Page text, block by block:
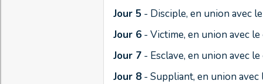
Jour 5 - Disciple, en union avec
Jour 6 - Victime, en union avec
Jour 7 - Esclave, en union avec
Jour 8 - Suppliant, en union